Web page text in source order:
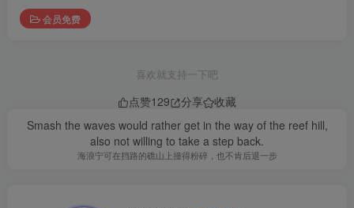
会员免费
喜欢就支持一下吧
点赞129 分享
收藏
Smash the waves would rather get in the way of the reef hill,
also not willing to take a step back.
海浪宁可在挡路的礁山上撞得粉碎，也不肯后退一步